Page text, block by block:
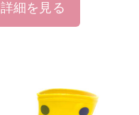
詳細を見る